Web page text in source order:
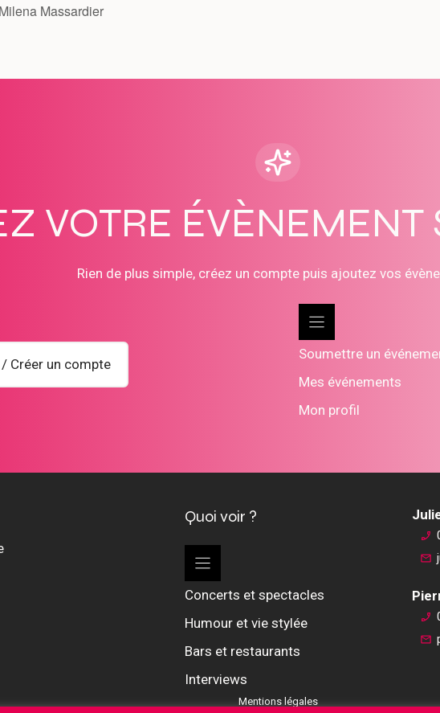
Massardier
VOTRE ÉVÈNEMENT
Rien de plus simple, créez un compte puis ajoutez vos
Créer un compte
Soumettre un
Mes événements
Mon profil
Quoi voir ?
Concerts et spectacles
Humour et vie stylée
Bars et restaurants
Interviews
Mentions légales